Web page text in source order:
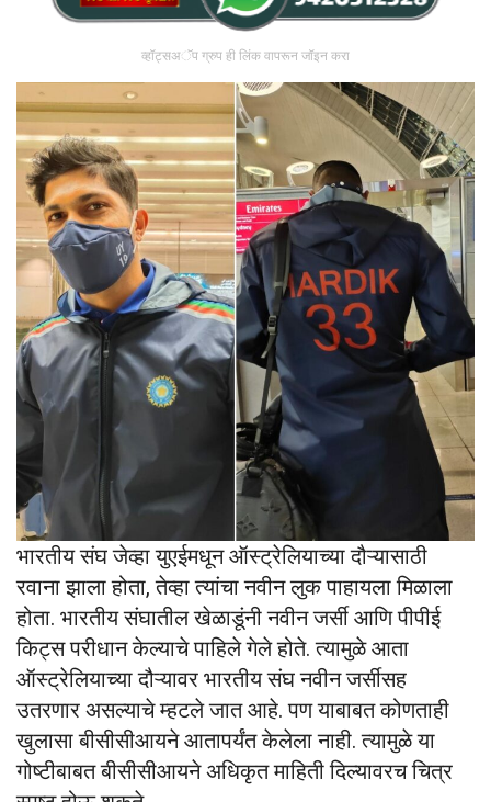
व्हॉट्सअॅप ग्रुप ही लिंक वापरून जॉइन करा
भारतीय संघ जेव्हा युएईमधून ऑस्ट्रेलियाच्या दौऱ्यासाठी
रवाना झाला होता, तेव्हा त्यांचा नवीन लुक पाहायला मिळाला
होता. भारतीय संघातील खेळाडूंनी नवीन जर्सी आणि पीपीई
किट्स परीधान केल्याचे पाहिले गेले होते. त्यामुळे आता
ऑस्ट्रेलियाच्या दौऱ्यावर भारतीय संघ नवीन जर्सीसह
उतरणार असल्याचे म्हटले जात आहे. पण याबाबत कोणताही
खुलासा बीसीसीआयने आतापर्यंत केलेला नाही. त्यामुळे या
गोष्टीबाबत बीसीसीआयने अधिकृत माहिती दिल्यावरच चित्र